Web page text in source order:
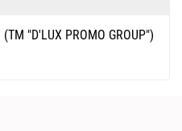
"D'LUX PROMO GROUP")